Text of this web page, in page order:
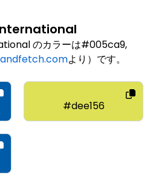
のカラーは#005ca9,
より）です。
#dee156